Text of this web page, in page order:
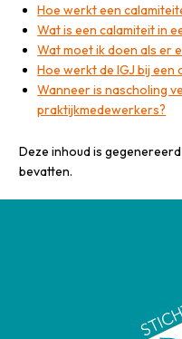
Hoe werkt een
Wat is een calamiteit in
Wat moet ik doen als er
Hoe werkt de IGJ bij een
Wanneer is nascholing
praktijkmedewerkers?
Deze inhoud is
bevatten.